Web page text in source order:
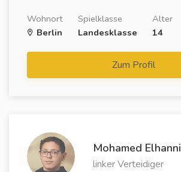
Wohnort
Berlin
Spielklasse
Landesklasse
Alter
14
Zum Profil
Mohamed Elhanni
linker Verteidiger